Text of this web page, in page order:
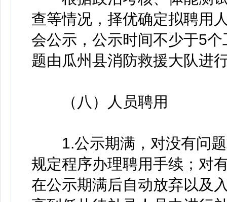
查等情况，择优确定拟聘用
会公示，公示时间不少于5
题由瓜州县消防救援大队进
（八）人员聘用
1.公示期满，对没有问题
规定程序办理聘用手续；对
在公示期满后自动放弃以及